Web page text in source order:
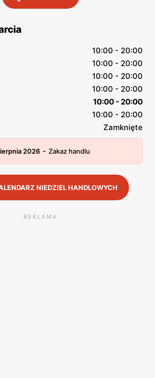
10:00 - 20:00
10:00 - 20:00
10:00 - 20:00
10:00 - 20:00
10:00 - 20:00
10:00 - 20:00
Zamknięte
2026 - Zakaz handlu
NIEDZIEL HANDLOWYCH
REKLAMA